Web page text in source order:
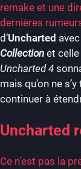
remake et une
dernières
d’Uncharted
Collection et celle
Uncharted 4
mais qu’on ne
continuer à
Uncharted
Ce n’est pas la